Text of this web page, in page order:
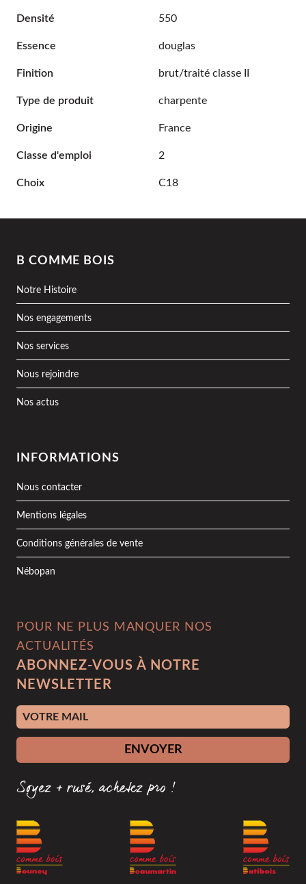
Densité 550
Essence douglas
Finition brut/traité classe II
Type de produit charpente
Origine France
Classe d'emploi 2
Choix C18
B COMME BOIS
Notre Histoire
Nos engagements
Nos services
Nous rejoindre
Nos actus
INFORMATIONS
Nous contacter
Mentions légales
Conditions générales de vente
Nébopan
POUR NE PLUS MANQUER NOS
ACTUALITÉS
ABONNEZ-VOUS À NOTRE
NEWSLETTER
Adresse e-mail
ENVOYER
Soyez + rusé, achetez pro !